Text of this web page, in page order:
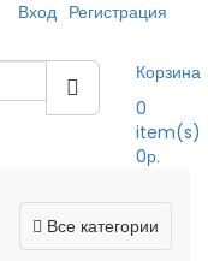
Вход Регистрация
Корзина
0
item(s)
0р.
Все категории